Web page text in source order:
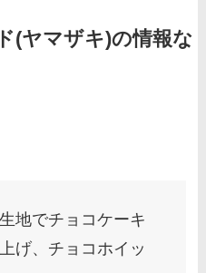
(ヤマザキ)の情報な
地でチョコケーキ
げ、チョコホイッ